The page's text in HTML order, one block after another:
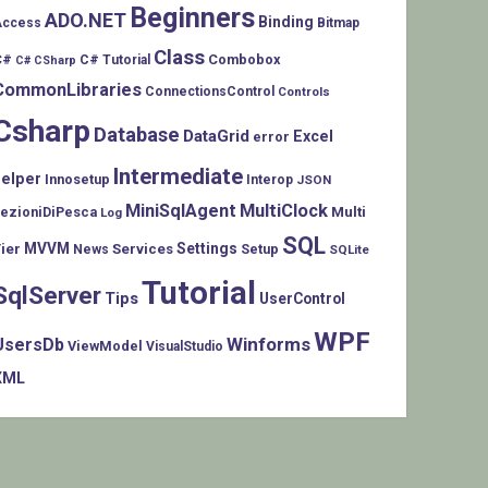
ADO.NET Beginners Binding Bitmap
C# CSharp C# Tutorial Class Combobox
ConnectionsControl Controls
Database DataGrid error Excel
Innosetup Intermediate Interop JSON
Log MiniSqlAgent MultiClock Multi
MVVM News Services Settings Setup SQL SQLite
TipsTutorial UserControl
ViewModel VisualStudio WinformsWPF